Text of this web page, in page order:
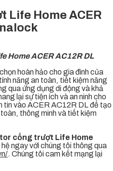
Life Home ACER
Home ACER AC12R DL
hoàn hảo cho gia đình của
năng an toàn, tiết kiệm năng
qua ứng dụng di động và khả
lại sự tiện ích và an ninh cho
tin vào ACER AC12R DL để tạo
thông minh và tiết kiệm
cổng trượt Life Home
hệ ngay với chúng tôi thông qua
. Chúng tôi cam kết mạng lại